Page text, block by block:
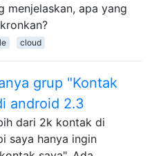
menjelaskan, apa yang
cloud
grup "Kontak
android 2.3
dari 2k kontak di
saya hanya ingin